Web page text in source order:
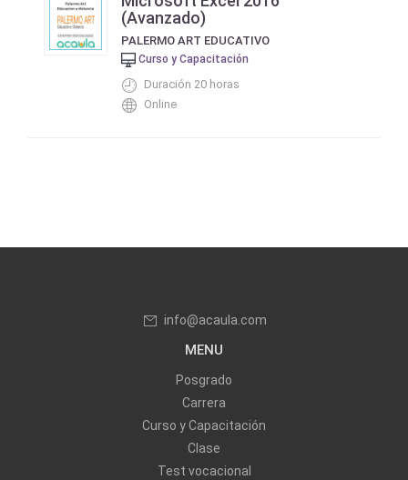
(Avanzado)
PALERMO ART EDUCATIVO
Curso y Capacitación
Duración 20 horas
Online
info@acaula.com
MENU
Posgrado
Carrera
Curso y Capacitación
Clase
Test vocacional